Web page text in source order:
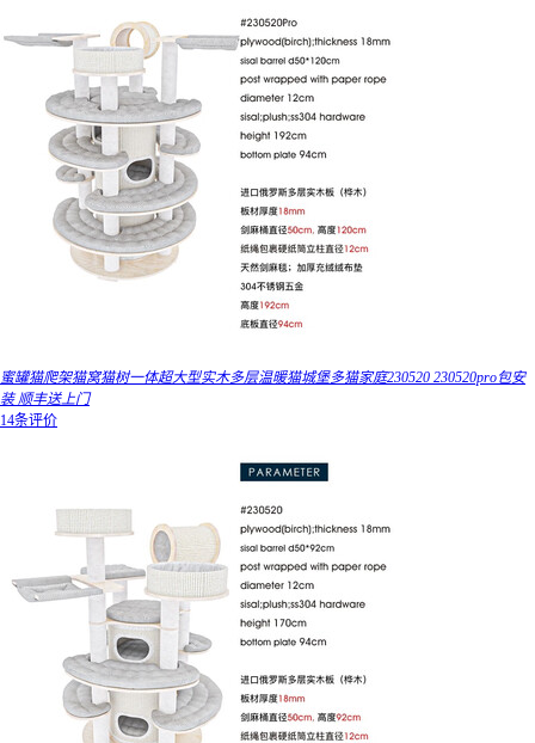
蜜罐猫爬架猫窝猫树一体超大型实木多层温暖猫城堡多猫家庭230520 230520pro包安
装 顺丰送上门
14条评价